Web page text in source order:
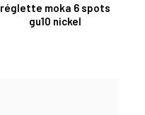
réglette moka 6 spots
gu10 nickel